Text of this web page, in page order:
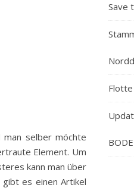
selber möchte
Element. Um
kann man über
es einen Artikel
Save